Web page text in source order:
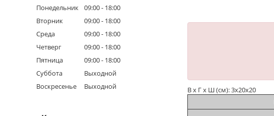
В х Г х Ш (см): 3х20х20
Понедельник 09:00
18:00
Вторник
09:00
18:00
Среда
09:00
18:00
Четверг
09:00
18:00
Пятница
09:00
18:00
Суббота
Выходной
Воскресенье
Выходной